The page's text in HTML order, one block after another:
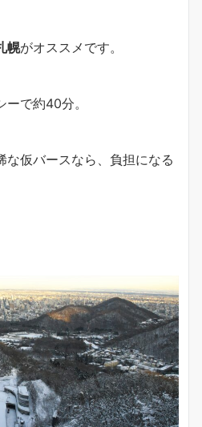
幌がオススメです。
で約40分。
な仮バースなら、負担になる